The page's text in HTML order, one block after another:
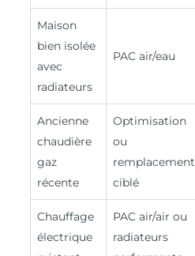
Maison
bien isolée
avec
radiateurs
PAC air/eau
Ancienne
chaudière
gaz
récente
Optimisation
ou
remplacement
ciblé
Chauffage
électrique
PAC air/air ou
radiateurs